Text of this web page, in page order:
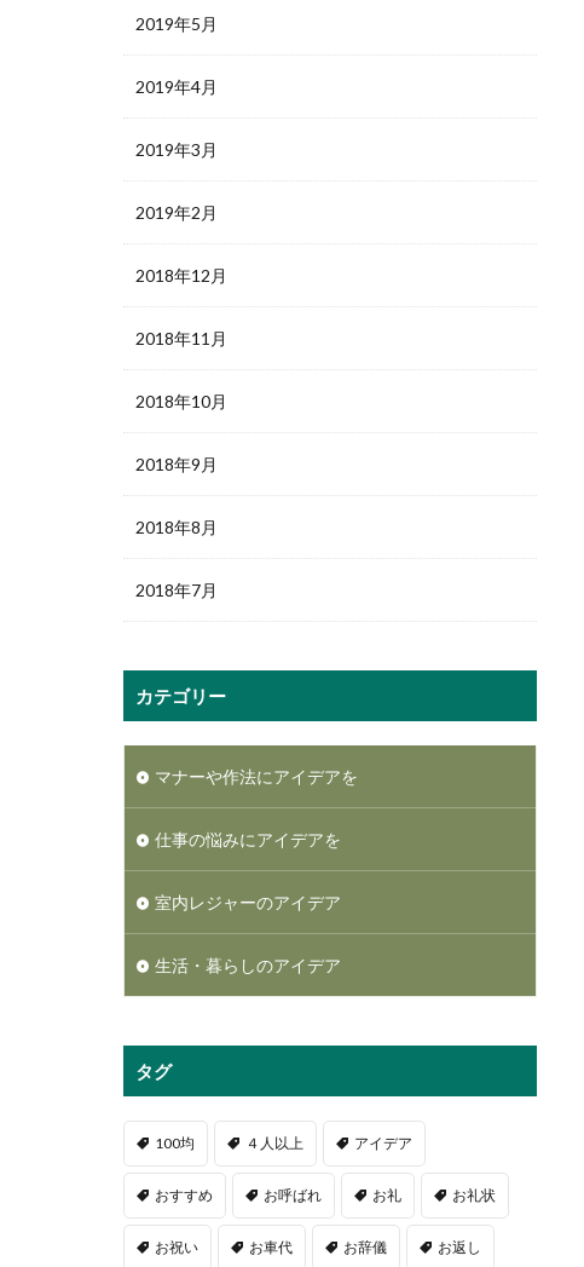
2019年5月
2019年4月
2019年3月
2019年2月
2018年12月
2018年11月
2018年10月
2018年9月
2018年8月
2018年7月
カテゴリー
マナーや作法にアイデアを
仕事の悩みにアイデアを
室内レジャーのアイデア
生活・暮らしのアイデア
タグ
100均 ４人以上 アイデア
おすすめ お呼ばれ お礼 お礼状
お祝い お車代 お辞儀 お返し